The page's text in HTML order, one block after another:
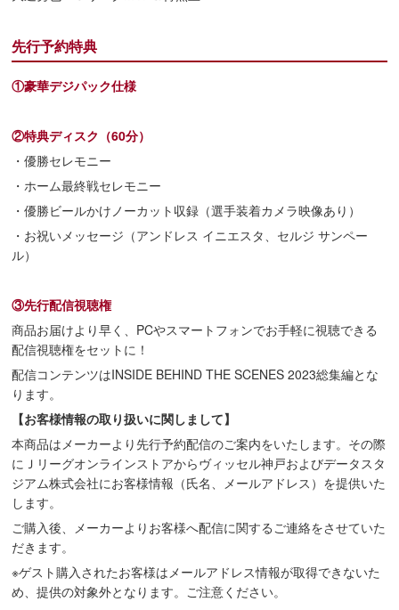
先行予約特典
①豪華デジパック仕様
②特典ディスク（60分）
・優勝セレモニー
・ホーム最終戦セレモニー
・優勝ビールかけノーカット収録（選手装着カメラ映像あり）
・お祝いメッセージ（アンドレス イニエスタ、セルジ サンペー
ル）
③先行配信視聴権
商品お届けより早く、PCやスマートフォンでお手軽に視聴できる
配信視聴権をセットに！
配信コンテンツはINSIDE BEHIND THE SCENES 2023総集編とな
ります。
【お客様情報の取り扱いに関しまして】
本商品はメーカーより先行予約配信のご案内をいたします。その際
にＪリーグオンラインストアからヴィッセル神戸およびデータスタ
ジアム株式会社にお客様情報（氏名、メールアドレス）を提供いた
します。
ご購入後、メーカーよりお客様へ配信に関するご連絡をさせていた
だきます。
※ゲスト購入されたお客様はメールアドレス情報が取得できないた
め、提供の対象外となります。ご注意ください。